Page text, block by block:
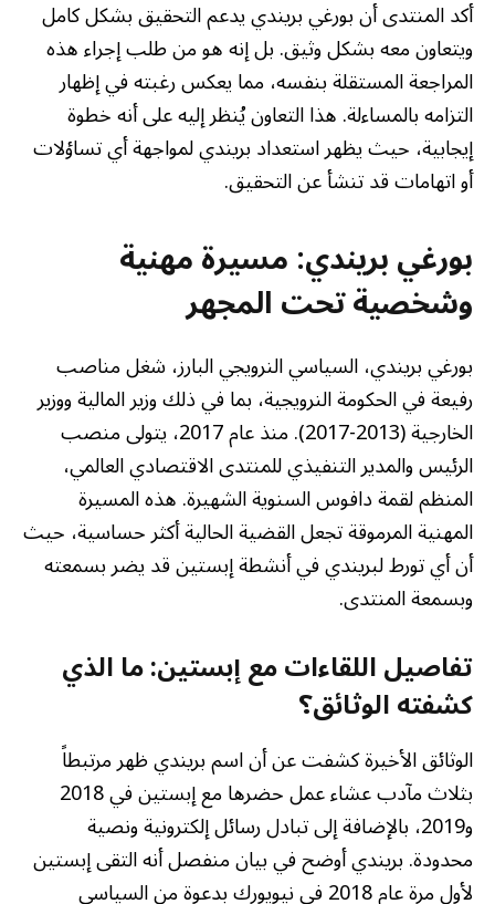
أكد المنتدى أن بورغي بريندي يدعم التحقيق بشكل كامل
ويتعاون معه بشكل وثيق. بل إنه هو من طلب إجراء هذه
المراجعة المستقلة بنفسه، مما يعكس رغبته في إظهار
التزامه بالمساءلة. هذا التعاون يُنظر إليه على أنه خطوة
إيجابية، حيث يظهر استعداد بريندي لمواجهة أي تساؤلات
أو اتهامات قد تنشأ عن التحقيق.
بورغي بريندي: مسيرة مهنية
وشخصية تحت المجهر
بورغي بريندي، السياسي النرويجي البارز، شغل مناصب
رفيعة في الحكومة النرويجية، بما في ذلك وزير المالية ووزير
الخارجية (2013-2017). منذ عام 2017، يتولى منصب
الرئيس والمدير التنفيذي للمنتدى الاقتصادي العالمي،
المنظم لقمة دافوس السنوية الشهيرة. هذه المسيرة
المهنية المرموقة تجعل القضية الحالية أكثر حساسية، حيث
أن أي تورط لبريندي في أنشطة إبستين قد يضر بسمعته
وبسمعة المنتدى.
تفاصيل اللقاءات مع إبستين: ما الذي
كشفته الوثائق؟
الوثائق الأخيرة كشفت عن أن اسم بريندي ظهر مرتبطاً
بثلاث مآدب عشاء عمل حضرها مع إبستين في 2018
و2019، بالإضافة إلى تبادل رسائل إلكترونية ونصية
محدودة. بريندي أوضح في بيان منفصل أنه التقى إبستين
لأول مرة عام 2018 في نيويورك بدعوة من السياسي